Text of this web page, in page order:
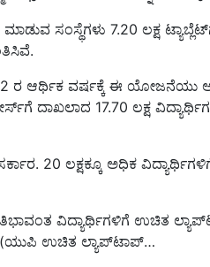
ಸಂಸ್ಥೆಗಳು 7.20 ಲಕ್ಷ
22 ರ ಆರ್ಥಿಕ ವರ್ಷಕ್ಕೆ ಈ
ದಾಖಲಾದ 17.70 ಲಕ್ಷ
20 ಲಕ್ಷಕ್ಕೂ ಅಧಿಕ
ವಿದ್ಯಾರ್ಥಿಗಳಿಗೆ ಉಚಿತ
(ಯುಪಿ ಉಚಿತ ಲ್ಯಾಪ್‌ಟಾಪ್…